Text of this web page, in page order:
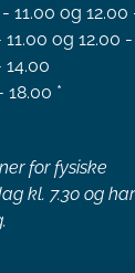
11.00 og 12.00
11.00 og 12.00 -
14.00
18.00 *
for fysiske
kl. 7.30 og